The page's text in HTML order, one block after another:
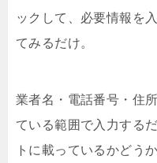
ックして、必要情報を
てみるだけ。
業者名・電話番号・住
ている範囲で入力する
トに載っているかどう